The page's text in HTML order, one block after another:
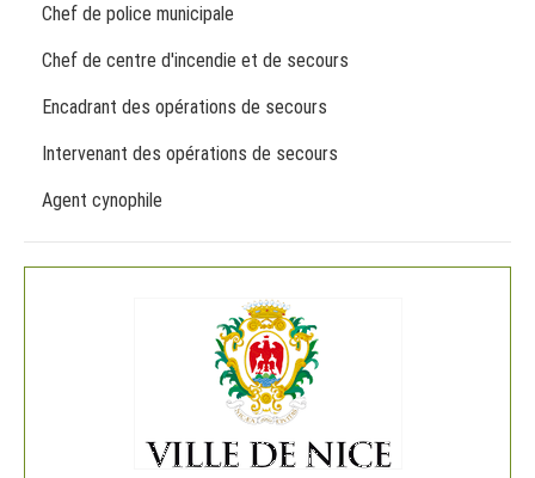
Chef de police municipale
Chef de centre d'incendie et de secours
Encadrant des opérations de secours
Intervenant des opérations de secours
Agent cynophile